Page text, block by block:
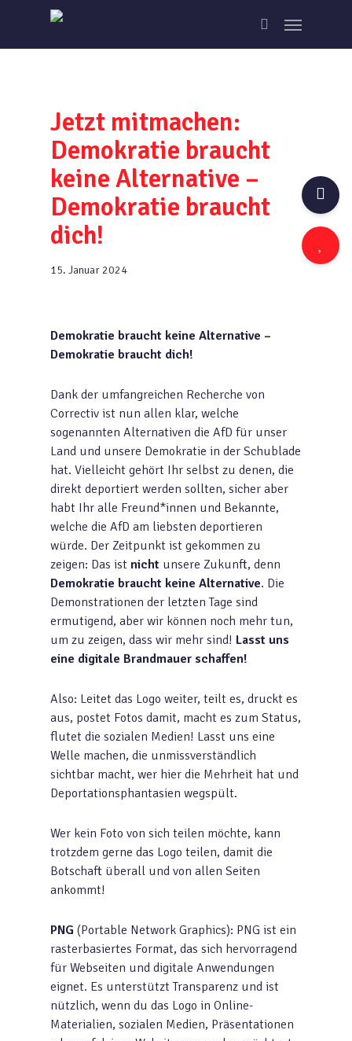
main
search
Menu
Jetzt mitmachen:
Demokratie braucht
keine Alternative –
Demokratie braucht
dich!
15. Januar 2024
Demokratie braucht keine Alternative –
Demokratie braucht dich!
Dank der umfangreichen Recherche von
Correctiv ist nun allen klar, welche
sogenannten Alternativen die AfD für unser
Land und unsere Demokratie in der Schublade
hat. Vielleicht gehört Ihr selbst zu denen, die
direkt deportiert werden sollten, sicher aber
habt Ihr alle Freund*innen und Bekannte,
welche die AfD am liebsten deportieren
würde. Der Zeitpunkt ist gekommen zu
zeigen: Das ist nicht unsere Zukunft, denn
Demokratie braucht keine Alternative. Die
Demonstrationen der letzten Tage sind
ermutigend, aber wir können noch mehr tun,
um zu zeigen, dass wir mehr sind! Lasst uns
eine digitale Brandmauer schaffen!
Also: Leitet das Logo weiter, teilt es, druckt es
aus, postet Fotos damit, macht es zum Status,
flutet die sozialen Medien! Lasst uns eine
Welle machen, die unmissverständlich
sichtbar macht, wer hier die Mehrheit hat und
Deportationsphantasien wegspült.
Wer kein Foto von sich teilen möchte, kann
trotzdem gerne das Logo teilen, damit die
Botschaft überall und von allen Seiten
ankommt!
PNG (Portable Network Graphics): PNG ist ein
rasterbasiertes Format, das sich hervorragend
für Webseiten und digitale Anwendungen
eignet. Es unterstützt Transparenz und ist
nützlich, wenn du das Logo in Online-
Materialien, sozialen Medien, Präsentationen